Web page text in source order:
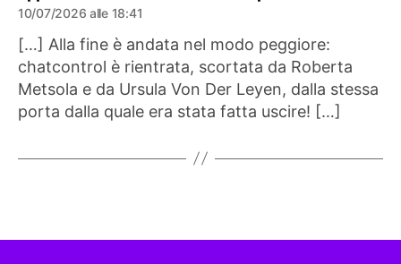
10/07/2026 alle 18:41
[…] Alla fine è andata nel modo peggiore:
chatcontrol è rientrata, scortata da Roberta
Metsola e da Ursula Von Der Leyen, dalla stessa
porta dalla quale era stata fatta uscire! […]